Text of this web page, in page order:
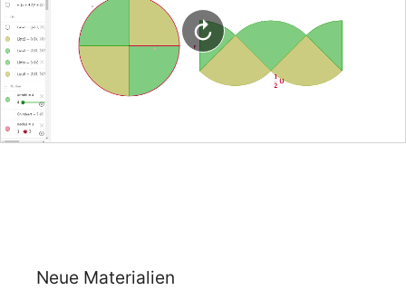
Neue Materialien